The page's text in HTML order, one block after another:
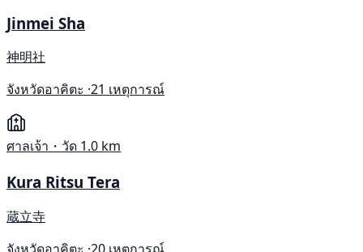
Jinmei Sha
神明社
จังหวัดอาคิตะ ·21 เหตุการณ์
ศาลเจ้า・วัด 1.0 km
Kura Ritsu Tera
蔵立寺